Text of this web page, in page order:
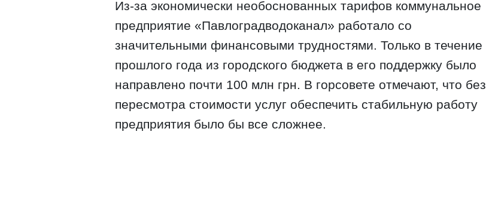
Из-за экономически необоснованных тарифов коммунальное
предприятие «Павлоградводоканал» работало со
значительными финансовыми трудностями. Только в течение
прошлого года из городского бюджета в его поддержку было
направлено почти 100 млн грн. В горсовете отмечают, что без
пересмотра стоимости услуг обеспечить стабильную работу
предприятия было бы все сложнее.